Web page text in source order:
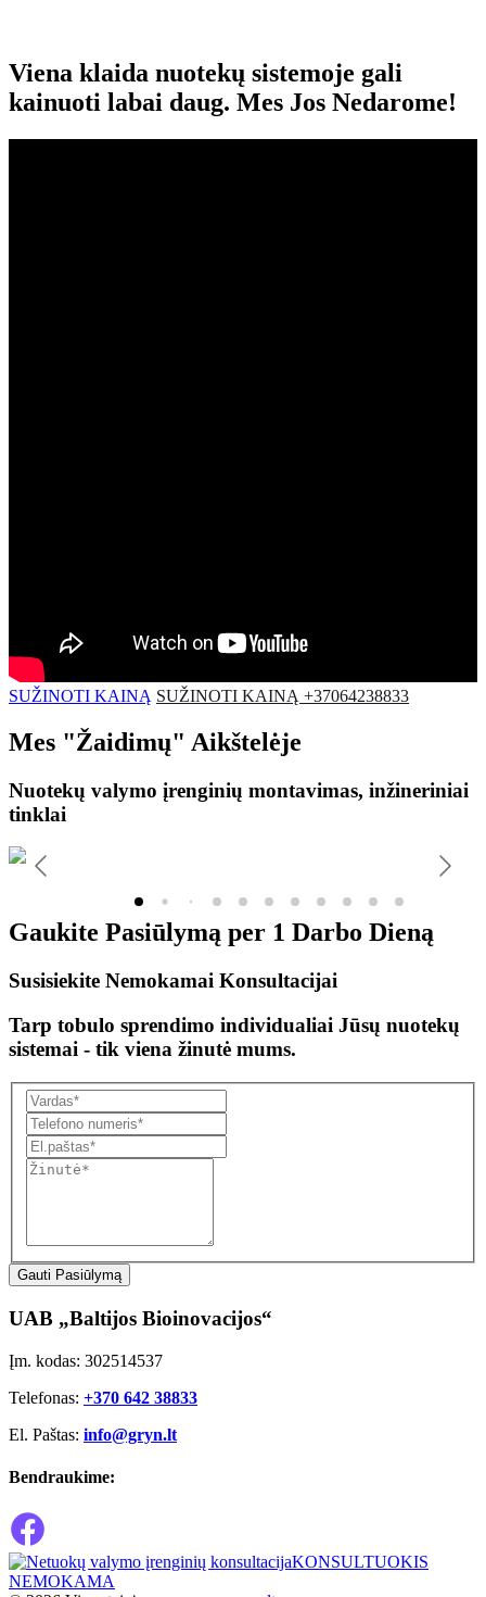
Viena klaida nuotekų sistemoje gali
kainuoti labai daug. Mes Jos Nedarome!
SUŽINOTI KAINĄ SUŽINOTI KAINĄ +37064238833
Mes "Žaidimų" Aikštelėje
Nuotekų valymo įrenginių montavimas, inžineriniai
tinklai
Gaukite Pasiūlymą per 1 Darbo Dieną
Susisiekite Nemokamai Konsultacijai
Tarp tobulo sprendimo individualiai Jūsų nuotekų
sistemai - tik viena žinutė mums.
Gauti Pasiūlymą
UAB „Baltijos Bioinovacijos“
Įm. kodas: 302514537
Telefonas: +370 642 38833
El. Paštas: info@gryn.lt
Bendraukime:
KONSULTUOKIS
NEMOKAMA